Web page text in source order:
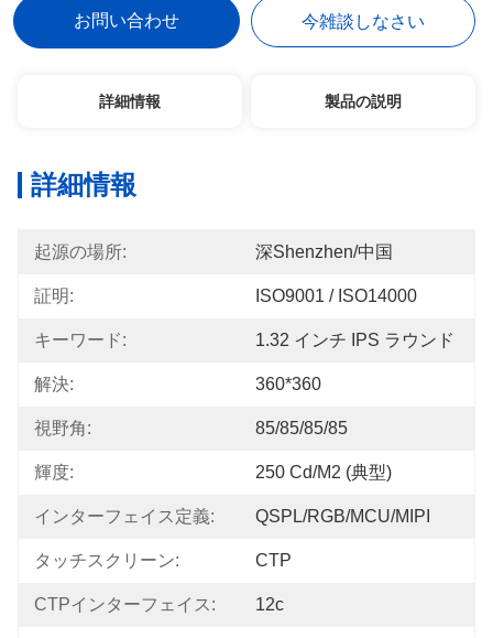
お問い合わせ 今雑談しなさい
詳細情報 製品の説明
詳細情報
起源の場所: 深Shenzhen/中国
証明: ISO9001 / ISO14000
キーワード: 1.32 インチ IPS ラウンド
解決: 360*360
視野角: 85/85/85/85
輝度: 250 Cd/m2 (典型)
インターフェイス定義: QSPL/RGB/MCU/MIPI
タッチスクリーン: CTP
CTPインターフェイス: 12c